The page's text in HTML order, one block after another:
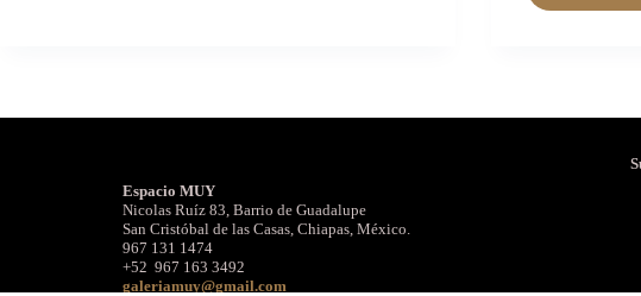
Espacio MUY
Nicolas Ruíz 83, Barrio de Guadalupe
San Cristóbal de las Casas, Chiapas, México.
967 131 1474
+52 967 163 3492
galeriamuy@gmail.com